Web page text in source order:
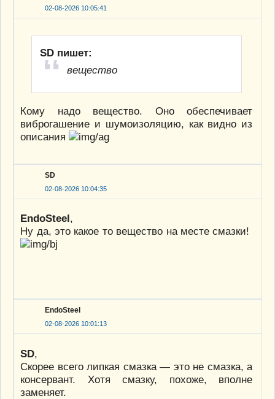
02-08-2026 10:05:41
SD пишет:
вещество
Кому надо вещество. Оно обеспечивает
виброгашение и шумоизоляцию, как видно из
описания
SD
02-08-2026 10:04:35
EndoSteel,
Ну да, это какое то вещество на месте смазки!
EndoSteel
02-08-2026 10:01:13
SD,
Скорее всего липкая смазка — это не смазка, а
консервант. Хотя смазку, похоже, вполне
заменяет.